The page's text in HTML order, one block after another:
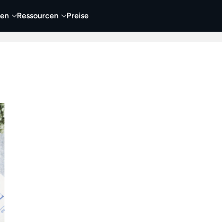
Ressourcen Preise
Video Visueller Content